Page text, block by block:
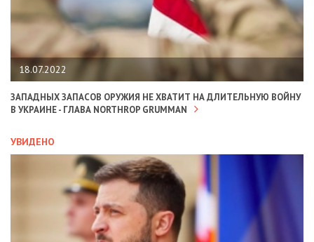
18.07.2022
ЗАПАДНЫХ ЗАПАСОВ ОРУЖИЯ НЕ ХВАТИТ НА ДЛИТЕЛЬНУЮ ВОЙНУ
В УКРАИНЕ - ГЛАВА NORTHROP GRUMMAN
УВИДЕНО